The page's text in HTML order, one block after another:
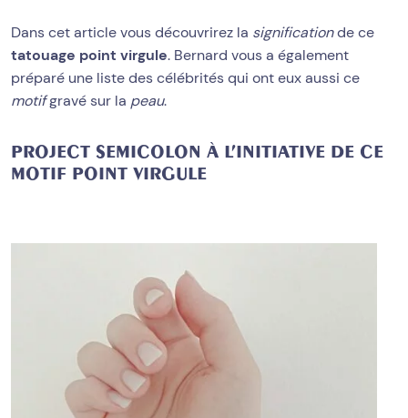
Dans cet article vous découvrirez la significationde ce
tatouage point virgule. Bernard vous a également
préparé une liste des célébrités qui ont eux aussi ce
motifgravé sur la peau.
PROJECT SEMICOLON À L’INITIATIVE DE CE
MOTIF POINT VIRGULE